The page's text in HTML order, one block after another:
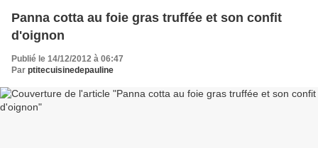
Panna cotta au foie gras truffée et son confit
d'oignon
Publié le 14/12/2012 à 06:47
Par ptitecuisinedepauline